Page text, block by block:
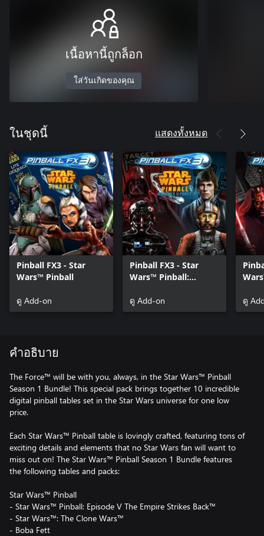
เนื้อหานี้ถูกล็อก
ใส่วันเกิดของคุณ
ในชุดนี้ แสดงทั้งหมด
Pinball FX3 - Star
Wars™ Pinball
ดู Add-on
Pinball FX3 - Star
Wars™ Pinball:
ดู Add-on
ดู
คำอธิบาย
The Force™ will be with you, always, in the Star Wars™ Pinball
Season 1 Bundle! This special pack brings together 10 incredible
digital pinball tables set in the Star Wars universe for one low
price.
Each Star Wars™ Pinball table is lovingly crafted, featuring tons of
exciting details and elements that no Star Wars fan will want to
miss out on! The Star Wars™ Pinball Season 1 Bundle features
the following tables and packs:
Star Wars™ Pinball
- Star Wars™ Pinball: Episode V The Empire Strikes Back™
- Star Wars™: The Clone Wars™
- Boba Fett